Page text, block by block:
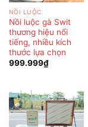
NỒI LUỘC
Nồi luộc gà Swit
thương hiệu nổi
tiếng, nhiều kích
thước lựa chọn
999.999₫